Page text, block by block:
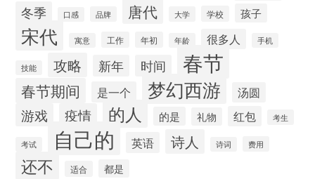
冬季 口感 品牌 唐代 大学 学校 孩子
宋代 寓意 工作 年初 年龄 很多人 手机
技能 攻略 新年 时间 春节
春节期间 是一个 梦幻西游 汤圆
游戏 疫情 的人 的是 礼物 红包 考生
考试 自己的 英语 诗人 诗词 费用
还不 适合 都是